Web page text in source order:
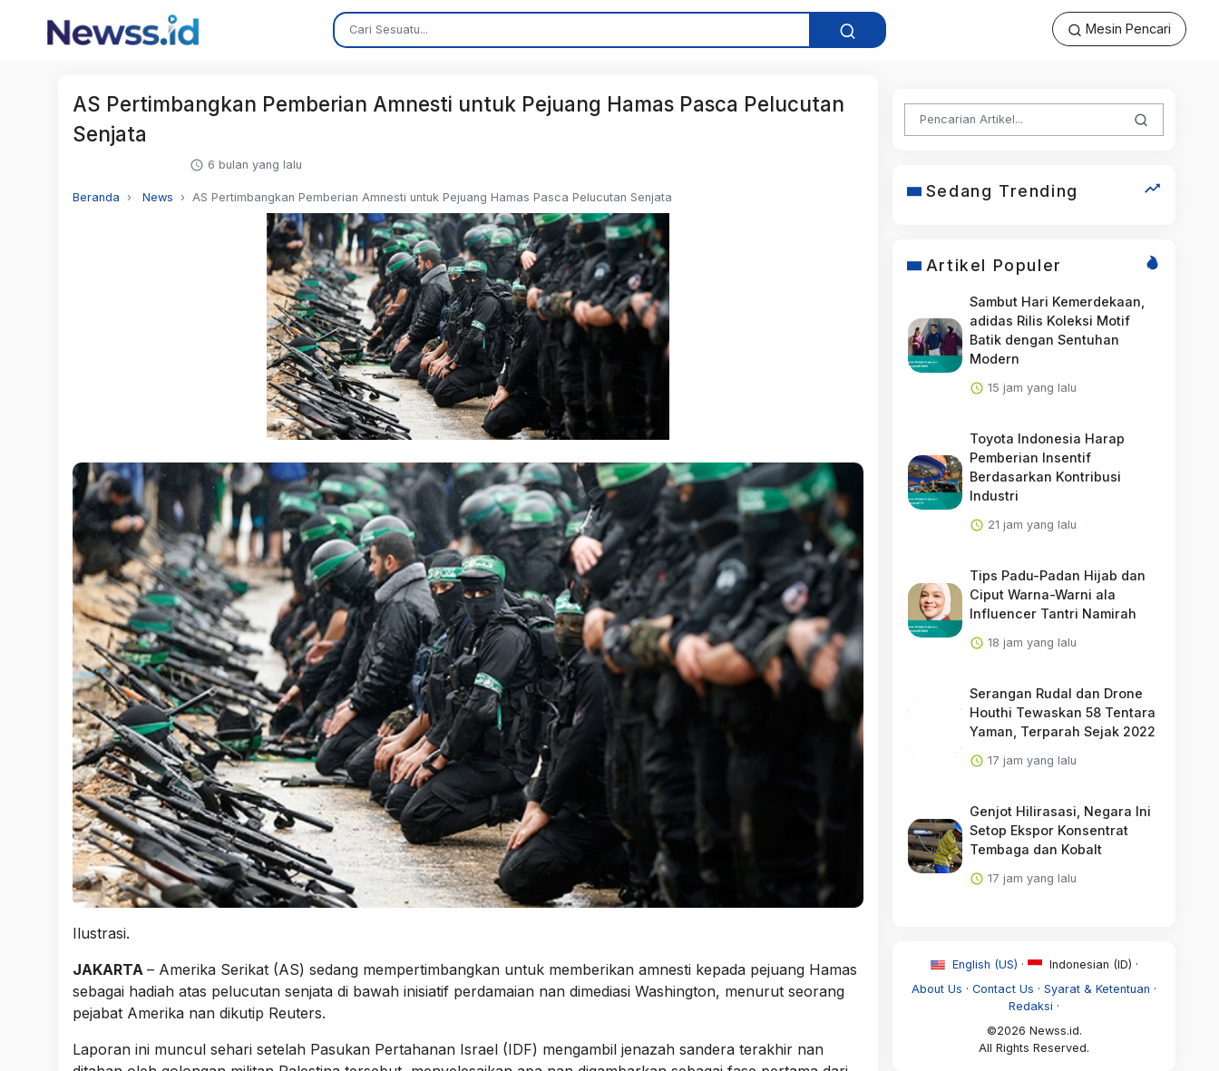
Mesin Pencari
AS Pertimbangkan Pemberian Amnesti untuk Pejuang Hamas Pasca Pelucutan
Senjata
6 bulan yang lalu
Beranda News AS Pertimbangkan Pemberian Amnesti untuk Pejuang Hamas Pasca Pelucutan Senjata
Ilustrasi.
JAKARTA – Amerika Serikat (AS) sedang mempertimbangkan untuk memberikan amnesti kepada pejuang Hamas
sebagai hadiah atas pelucutan senjata di bawah inisiatif perdamaian nan dimediasi Washington, menurut seorang
pejabat Amerika nan dikutip Reuters.
Laporan ini muncul sehari setelah Pasukan Pertahanan Israel (IDF) mengambil jenazah sandera terakhir nan
Sedang Trending
Artikel Populer
Sambut Hari Kemerdekaan,
adidas Rilis Koleksi Motif
Batik dengan Sentuhan
Modern
15 jam yang lalu
Toyota Indonesia Harap
Pemberian Insentif
Berdasarkan Kontribusi
Industri
21 jam yang lalu
Tips Padu-Padan Hijab dan
Ciput Warna-Warni ala
Influencer Tantri Namirah
18 jam yang lalu
Serangan Rudal dan Drone
Houthi Tewaskan 58 Tentara
Yaman, Terparah Sejak 2022
17 jam yang lalu
Genjot Hilirasasi, Negara Ini
Setop Ekspor Konsentrat
Tembaga dan Kobalt
17 jam yang lalu
English (US) ·
Indonesian (ID) ·
About Us · Contact Us · Syarat & Ketentuan ·
Redaksi ·
©2026 Newss.id.
All Rights Reserved.